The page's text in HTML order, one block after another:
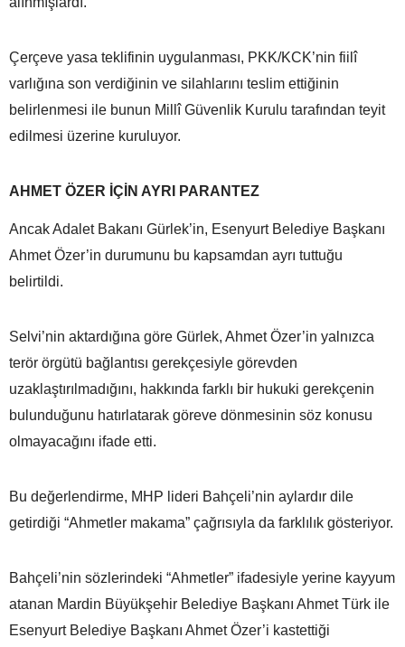
Çerçeve yasa teklifinin uygulanması, PKK/KCK’nin fiilî
varlığına son verdiğinin ve silahlarını teslim ettiğinin
belirlenmesi ile bunun Millî Güvenlik Kurulu tarafından teyit
edilmesi üzerine kuruluyor.
AHMET ÖZER İÇİN AYRI PARANTEZ
Ancak Adalet Bakanı Gürlek’in, Esenyurt Belediye Başkanı
Ahmet Özer’in durumunu bu kapsamdan ayrı tuttuğu
belirtildi.
Selvi’nin aktardığına göre Gürlek, Ahmet Özer’in yalnızca
terör örgütü bağlantısı gerekçesiyle görevden
uzaklaştırılmadığını, hakkında farklı bir hukuki gerekçenin
bulunduğunu hatırlatarak göreve dönmesinin söz konusu
olmayacağını ifade etti.
Bu değerlendirme, MHP lideri Bahçeli’nin aylardır dile
getirdiği “Ahmetler makama” çağrısıyla da farklılık gösteriyor.
Bahçeli’nin sözlerindeki “Ahmetler” ifadesiyle yerine kayyum
atanan Mardin Büyükşehir Belediye Başkanı Ahmet Türk ile
Esenyurt Belediye Başkanı Ahmet Özer’i kastettiği